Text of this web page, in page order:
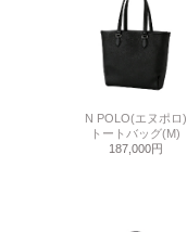
N POLO(エヌポロ)
トートバッグ(M)
187,000円